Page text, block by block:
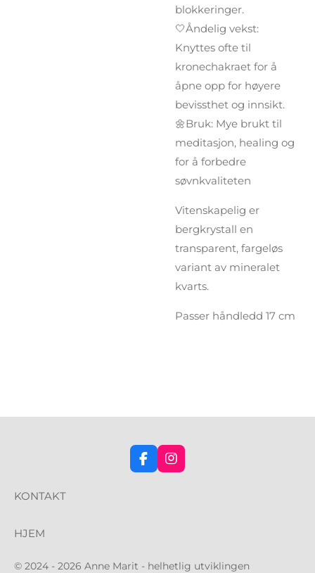
blokkeringer.
🤍Åndelig vekst:
Knyttes ofte til
kronechakraet for å
åpne opp for høyere
bevissthet og innsikt.
🌼Bruk: Mye brukt til
meditasjon, healing og
for å forbedre
søvnkvaliteten
Vitenskapelig er
bergkrystall en
transparent, fargeløs
variant av mineralet
kvarts.
Passer håndledd 17 cm
F
a
I
n
m
KONTAKT
HJEM
© 2024 - 2026 Anne Marit - helhetlig utviklingen